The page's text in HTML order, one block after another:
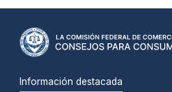
Información destacada